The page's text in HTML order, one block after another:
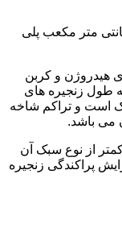
تا 0.959 گرم بر سانتی متر مکعب پلی
هیدروژن و کربن
طول زنجیره های
اتیلن سبک است و تراکم شاخه
می باشد.
از نوع سبک آن
پراکندگی زنجیره